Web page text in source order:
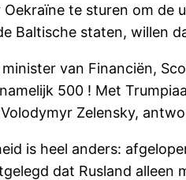
te sturen om de
Baltische staten, willen
van Financiën,
500 ! Met
Zelensky,
is heel anders:
dat Rusland